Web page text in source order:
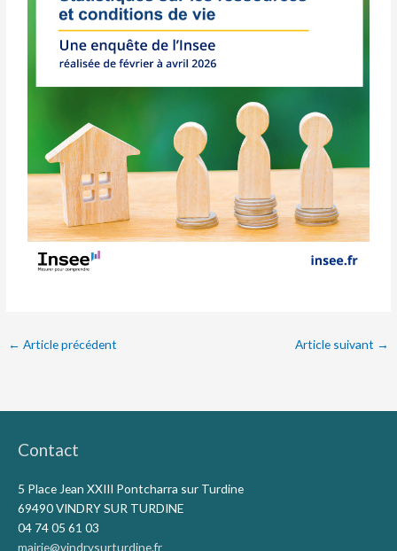
← Article précédent Article suivant →
Contact
5 Place Jean XXIII Pontcharra sur Turdine
69490 VINDRY SUR TURDINE
04 74 05 61 03
mairie@vindrysurturdine.fr